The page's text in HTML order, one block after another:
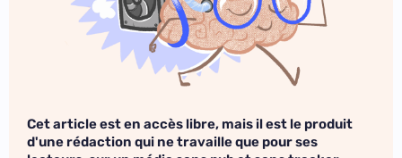
Cet article est en accès libre, mais il est le produit
d'une rédaction qui ne travaille que pour ses